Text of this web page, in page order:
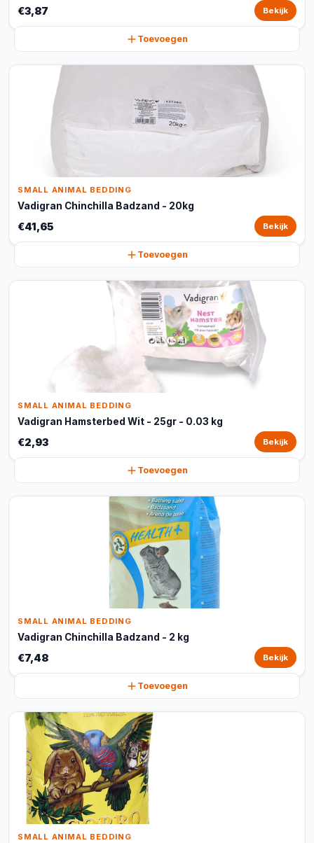
€3,87 Bekijk
Toevoegen
SMALL ANIMAL BEDDING
Vadigran Chinchilla Badzand - 20kg
€41,65 Bekijk
Toevoegen
SMALL ANIMAL BEDDING
Vadigran Hamsterbed Wit - 25gr - 0.03 kg
€2,93 Bekijk
Toevoegen
SMALL ANIMAL BEDDING
Vadigran Chinchilla Badzand - 2 kg
€7,48 Bekijk
Toevoegen
SMALL ANIMAL BEDDING